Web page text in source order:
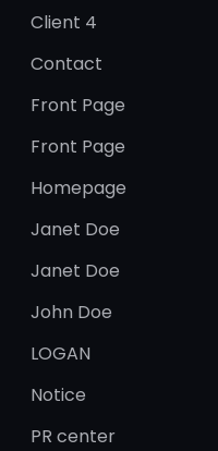
Client 4
Contact
Front Page
Front Page
Homepage
Janet Doe
Janet Doe
John Doe
LOGAN
Notice
PR center